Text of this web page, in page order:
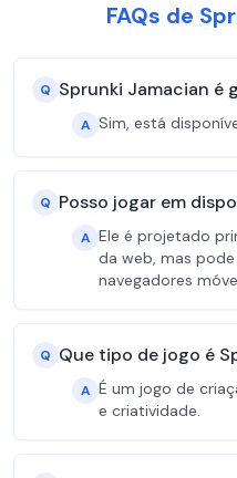
FAQs de
Q Sprunki Jamacian é
A Sim, está
Q Posso jogar em
A Ele é projetado
da web, mas
navegadores
Q Que tipo de jogo é
A É um jogo de
e criatividade.